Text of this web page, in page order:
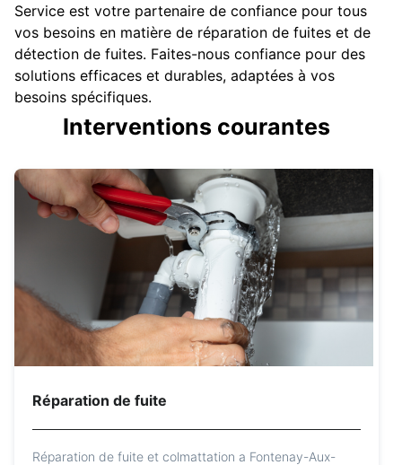
Service est votre partenaire de confiance pour tous
vos besoins en matière de réparation de fuites et de
détection de fuites. Faites-nous confiance pour des
solutions efficaces et durables, adaptées à vos
besoins spécifiques.
Interventions courantes
Réparation de fuite
Réparation de fuite et colmattation a Fontenay-Aux-